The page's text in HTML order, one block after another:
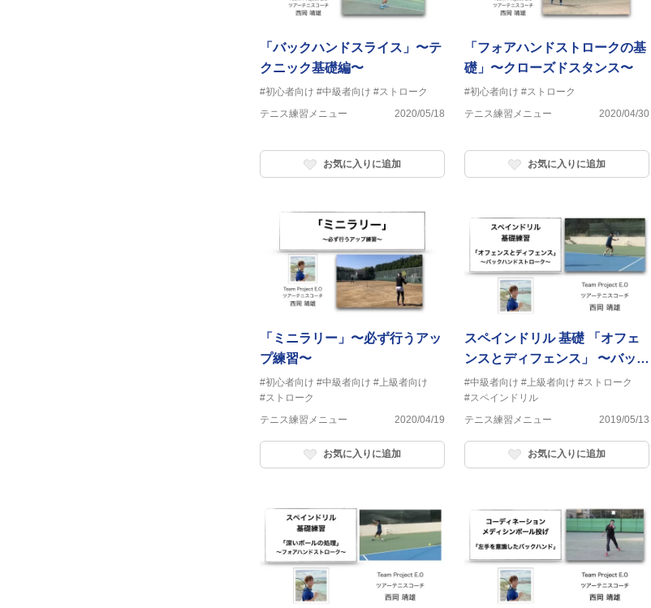
「バックハンドスライス」〜テ
クニック基礎編〜
#初心者向け #中級者向け #ストローク
テニス練習メニュー
2020/05/18
お気に入りに追加
「フォアハンドストロークの基
礎」〜クローズドスタンス〜
#初心者向け #ストローク
テニス練習メニュー
2020/04/30
お気に入りに追加
「ミニラリー」〜必ず行うアッ
プ練習〜
#初心者向け #中級者向け #上級者向け
#ストローク
テニス練習メニュー
2020/04/19
お気に入りに追加
スペインドリル 基礎 「オフェ
ンスとディフェンス」 〜バック
ハンドストローク〜
#中級者向け #上級者向け #ストローク
#スペインドリル
テニス練習メニュー
2019/05/13
お気に入りに追加